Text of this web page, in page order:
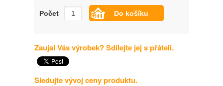
Počet
Zaujal Vás výrobek? Sdílejte jej s přáteli.
Sledujte vývoj ceny produktu.